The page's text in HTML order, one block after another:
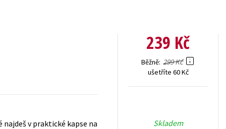
v praktické kapse na
239 Kč
Běžně 299 Kč
ušetříte 60 Kč
Skladem